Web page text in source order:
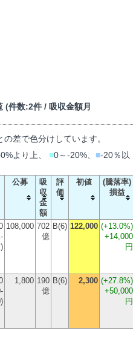
(件数:2件 / 吸収金額月
差で色分けしています。
より上、 ■0～-20%、 ■-20％以
公募
吸
収
金
額
評
価
初値
(騰落率)
損益
108,000 702
億
B(6) 122,000 (+13.0%)
+14,000
円
1,800 190
億
B(6) 2,300 (+27.8%)
+50,000
円